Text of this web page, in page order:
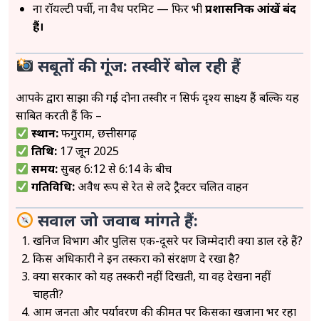
ना रॉयल्टी पर्ची, ना वैध परमिट — फिर भीप्रशासनिक आंखें बंद
हैं।
सबूतों की गूंज: तस्वीरें बोल रही हैं
आपके द्वारा साझा की गई दोनों तस्वीरें न सिर्फ दृश्य साक्ष्य हैं बल्कि यह
साबित करती हैं कि –
स्थान:फगुराम, छत्तीसगढ़
तिथि: 17 जून 2025
समय:सुबह 6:12 से 6:14 के बीच
गतिविधि: अवैध रूप से रेत से लदे ट्रैक्टर चलित वाहन
सवाल जो जवाब मांगते हैं:
खनिज विभाग और पुलिस एक-दूसरे पर जिम्मेदारी क्यों डाल रहे हैं?
किस अधिकारी ने इन तस्करों को संरक्षण दे रखा है?
क्या सरकार को यह तस्करी नहीं दिखती, या वह देखना नहीं
चाहती?
आम जनता और पर्यावरण की कीमत पर किसका खजाना भर रहा